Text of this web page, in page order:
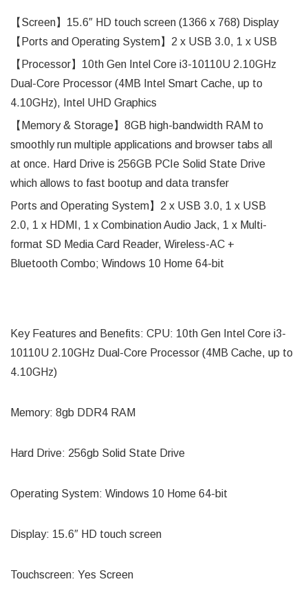
【Screen】15.6″ HD touch screen (1366 x 768) Display
【Ports and Operating System】2 x USB 3.0, 1 x USB
【Processor】10th Gen Intel Core i3-10110U 2.10GHz
Dual-Core Processor (4MB Intel Smart Cache, up to
4.10GHz), Intel UHD Graphics
【Memory & Storage】8GB high-bandwidth RAM to
smoothly run multiple applications and browser tabs all
at once. Hard Drive is 256GB PCIe Solid State Drive
which allows to fast bootup and data transfer
Ports and Operating System】2 x USB 3.0, 1 x USB
2.0, 1 x HDMI, 1 x Combination Audio Jack, 1 x Multi-
format SD Media Card Reader, Wireless-AC +
Bluetooth Combo; Windows 10 Home 64-bit
Key Features and Benefits: CPU: 10th Gen Intel Core i3-
10110U 2.10GHz Dual-Core Processor (4MB Cache, up to
4.10GHz)
Memory: 8gb DDR4 RAM
Hard Drive: 256gb Solid State Drive
Operating System: Windows 10 Home 64-bit
Display: 15.6″ HD touch screen
Touchscreen: Yes Screen